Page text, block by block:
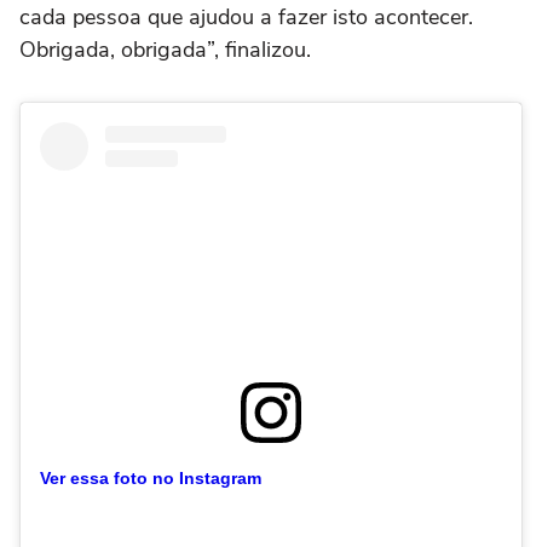
cada pessoa que ajudou a fazer isto acontecer.
Obrigada, obrigada”, finalizou.
Ver essa foto no Instagram